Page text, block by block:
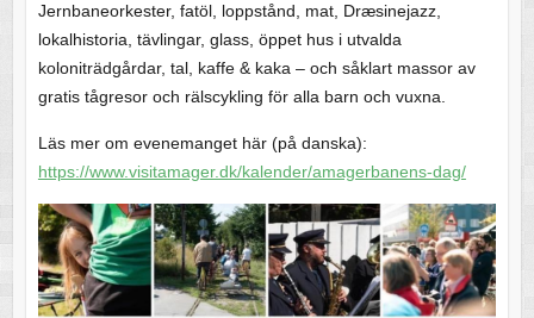
Jernbaneorkester, fatöl, loppstånd, mat, Dræsinejazz,
lokalhistoria, tävlingar, glass, öppet hus i utvalda
koloniträdgårdar, tal, kaffe & kaka – och såklart massor av
gratis tågresor och rälscykling för alla barn och vuxna.
Läs mer om evenemanget här (på danska):
https://www.visitamager.dk/kalender/amagerbanens-dag/